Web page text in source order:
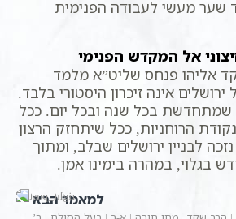
שער מעשי לעבודה הפנימית
אל המקדש הפנימי
אליהו פנחס שליט”א מלמד
אינה זיכרון היסטורי בלבד.
שמתחדשת בכל שנה ובכל יום. ככל
הרוחניות, ככל שיתחזק הרצון
לבניין ירושלים שבלב, ומתוך
בגלוי, במהרה בימינו אמן.
למאמר הבא